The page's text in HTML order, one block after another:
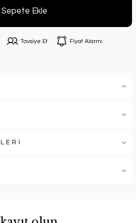
Sepete Ekle
Tavsiye Et Fiyat Alarmı